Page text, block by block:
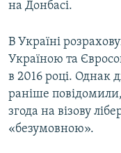
на Донбасі.
В Україні
Україною та
в 2016 році. Однак
раніше
згода на візову
«безумовною».